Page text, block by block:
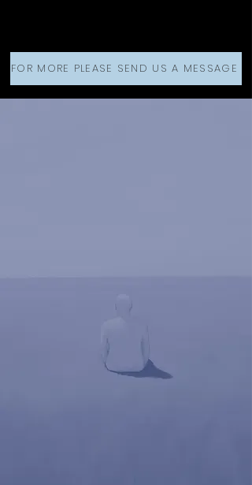
FOR MORE PLEASE SEND US A MESSAGE